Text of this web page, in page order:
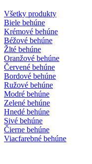
Všetky produkty
Biele behúne
Krémové behúne
Béžové behúne
Žlté behúne
Oranžové behúne
Červené behúne
Bordové behúne
Ružové behúne
Modré behúne
Zelené behúne
Hnedé behúne
Sivé behúne
Čierne behúne
Viacfarebné behúne